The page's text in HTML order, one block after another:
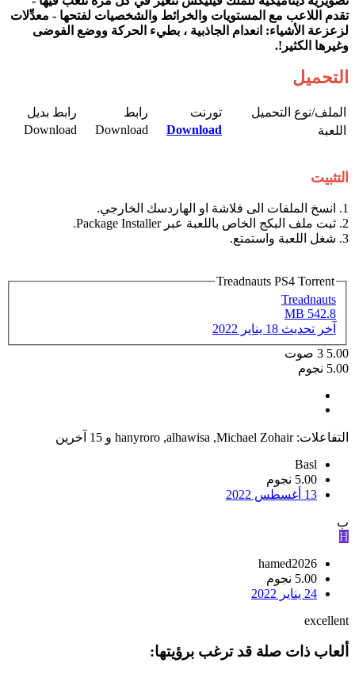
تقدم اللاعب مع المستويات والخرائط والشخصيات لفتحها - معدِّلات
لزعزعة الأشياء: انعدام الجاذبية ، بطيء الحركة ووضع الفوضى
وغيرها الكثير!.
التحميل
الملف/نوع التحميل​ تورنت​ رابط​
رابط بديل​
اللعبة​
Download
Download​
Download​
التثبيت
1. انسخ الملفات الى فلاشة او الهاردسك الخارجي.
2. ثبت ملف البكج الخاص باللعبة عبر Package Installer.
3. شغل اللعبة واستمتع.
Treadnauts PS4 Torrent
Treadnauts
542.8 MB
آخر تحديث 18 يناير 2022
5.00
3 صوت
5.00 نجوم
التفاعلات: Michael Zohair
,
alhawisa
,
hanyroro و 15 آخرين
Basl
5.00 نجوم
13 أغسطس 2022
ب
H
hamed2026
5.00 نجوم
24 يناير 2022
excellent
ألعاب ذات صلة قد ترغب برؤيتها: